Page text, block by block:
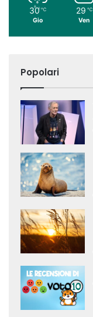
30 ℃
Gio
29 ℃
Ven
Popolari